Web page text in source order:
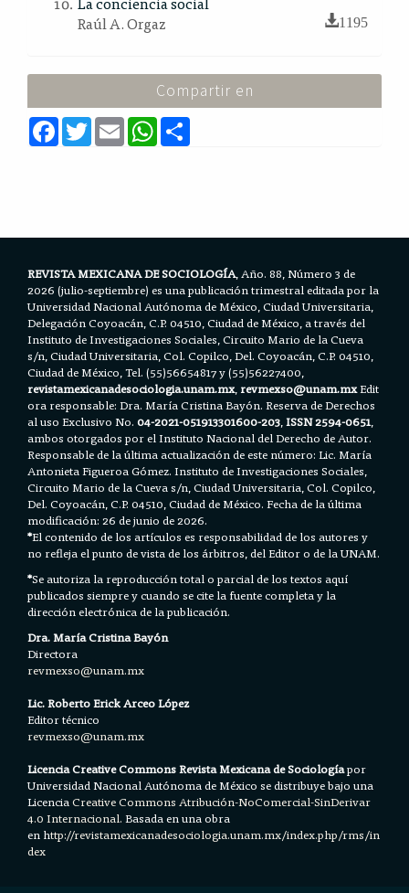
Raúl A. Orgaz
1195
Compartir en
F
a
c
T
w
E
m
a
W
h
a
REVISTA MEXICANA DE SOCIOLOGÍA, Año. 88, Número 3 de
2026 (julio-septiembre) es una publicación trimestral editada por la
Universidad Nacional Autónoma de México, Ciudad Universitaria,
Delegación Coyoacán, C.P. 04510, Ciudad de México, a través del
Instituto de Investigaciones Sociales, Circuito Mario de la Cueva
s/n, Ciudad Universitaria, Col. Copilco, Del. Coyoacán, C.P. 04510,
Ciudad de México, Tel. (55)56654817 y (55)56227400,
revistamexicanadesociologia.unam.mx,revmexso@unam.mxEdit
ora responsable: Dra. María Cristina Bayón. Reserva de Derechos
al uso Exclusivo No.04-2021-051913301600-203,ISSN 2594-0651,
ambos otorgados por el Instituto Nacional del Derecho de Autor.
Responsable de la última actualización de este número: Lic. María
Antonieta Figueroa Gómez. Instituto de Investigaciones Sociales,
Circuito Mario de la Cueva s/n, Ciudad Universitaria, Col. Copilco,
Del. Coyoacán, C.P. 04510, Ciudad de México. Fecha de la última
modificación: 26 de junio de 2026.
*El contenido de los artículos es responsabilidad de los autores y
no refleja el punto de vista de los árbitros, del Editor o de la UNAM.
*Se autoriza la reproducción total o parcial de los textos aquí
publicados siempre y cuando se cite la fuente completa y la
dirección electrónica de la publicación.
Dra. María Cristina Bayón
Directora
revmexso@unam.mx
Lic. Roberto Erick Arceo López
Editor técnico
revmexso@unam.mx
Licencia Creative Commons Revista Mexicana de Sociologíapor
Universidad Nacional Autónoma de México se distribuye bajo una
LicenciaCreative Commons Atribución-NoComercial-SinDerivar
4.0 Internacional.Basada en una obra
en http://revistamexicanadesociologia.unam.mx/index.php/rms/in
dex